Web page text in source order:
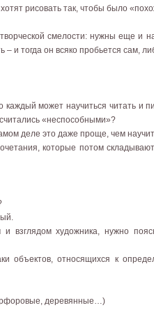
рисовать так, чтобы было
смелости: нужны еще и
– и тогда он всяко пробьется сам,
может научиться читать и
«неспособными»?
деле это даже проще, чем
которые потом
взглядом художника, нужно
объектов, относящихся к
деревянные…)